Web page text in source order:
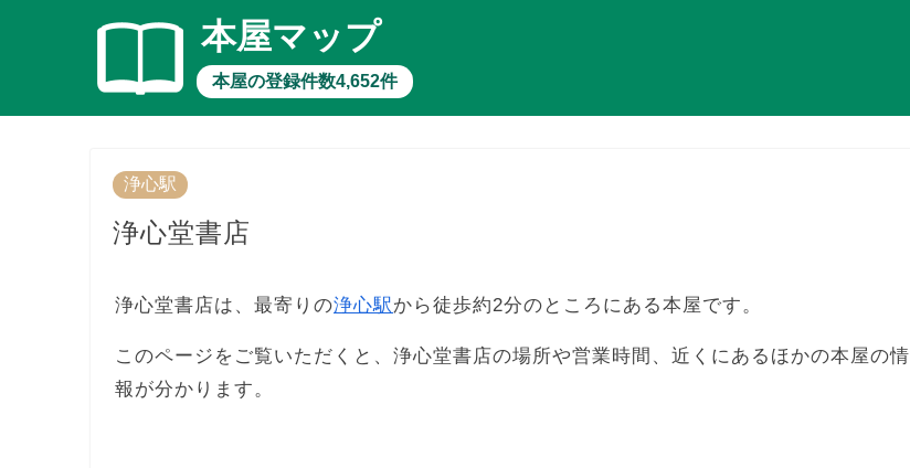
本屋マップ
本屋の登録件数4,652件
浄心駅
浄心堂書店
浄心堂書店は、最寄りの浄心駅から徒歩約2分のところにある本屋です。
このページをご覧いただくと、浄心堂書店の場所や営業時間、近くにあるほかの本屋の情
報が分かります。